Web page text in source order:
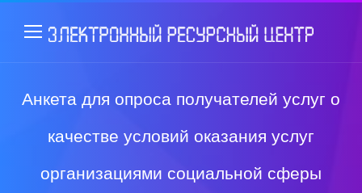
Анкета для опроса получателей услуг о
качестве условий оказания услуг
организациями социальной сферы